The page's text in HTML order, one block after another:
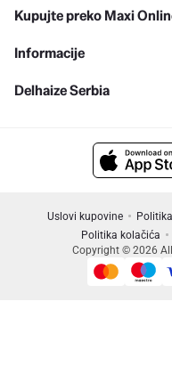
Kupujte preko Maxi
Informacije
Delhaize Serbia
Uslovi kupovine
Politika kolačića
Copyright © 2026